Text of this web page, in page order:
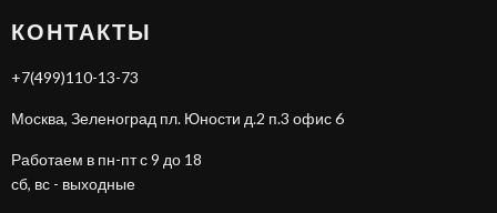
КОНТАКТЫ
+7(499)110-13-73
Москва, Зеленоград пл. Юности д.2 п.3 офис 6
Работаем в пн-пт с 9 до 18
сб, вс - выходные